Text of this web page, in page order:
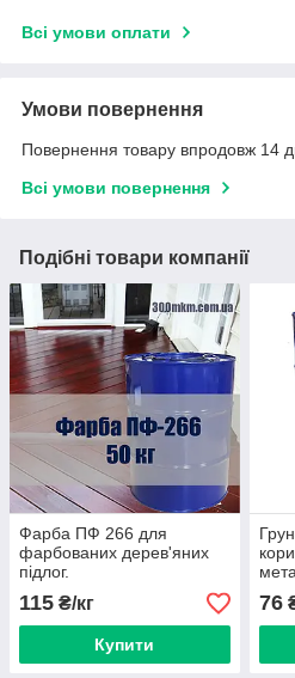
Всі умови оплати
Умови повернення
Повернення товару впродовж 14
Всі умови повернення
Подібні товари компанії
Фарба ПФ 266 для
фарбованих дерев'яних
підлог.
115 ₴/кг
Купити
76